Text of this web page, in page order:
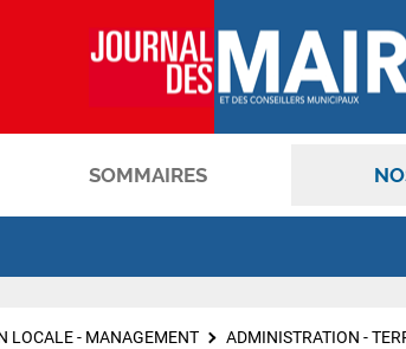
SOMMAIRES
LOCALE - MANAGEMENT ADMINISTRATION -